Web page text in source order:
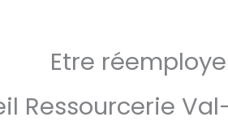
Etre
Ressourcerie